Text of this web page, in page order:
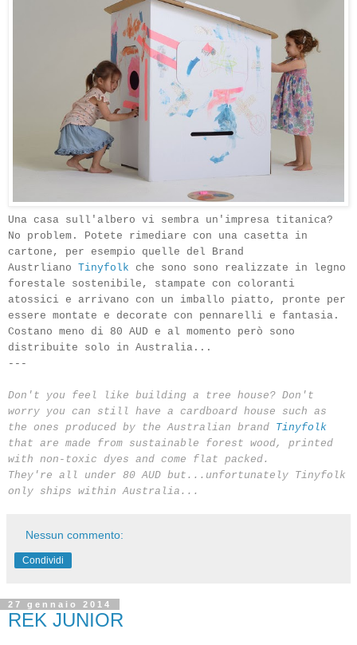
Una casa sull'albero vi sembra un'impresa titanica?
No problem. Potete rimediare con una casetta in
cartone, per esempio quelle del Brand
Austrliano Tinyfolk
che sono sono realizzate in legno
forestale sostenibile , stampate
con coloranti
atossici e arrivano con un imballo piatto, pronte per
essere montate e decorate con pennarelli e
fantasia.
Costano meno di 80 AUD e al momento però sono
distribuite solo in Australia...
---
Don't you feel like building a tree house? Don't
worry you can still have a cardboard house such as
the ones produced by the Australian brand Tinyfolk
that are made from sustainable forest wood, printed
with non-toxic dyes and come flat packed.
They're all under 80 AUD but...unfortunately Tinyfolk
only ships within Australia...
Nessun commento:
Condividi
27 gennaio 2014
REK JUNIOR